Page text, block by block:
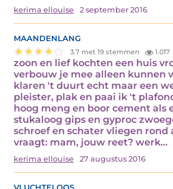
kerima ellouise 2 september 2016
maandenlang
3.7 met 19 stemmen 1.017
zoon en lief kochten een huis
verbouw je mee alleen kunnen
klaren 't duurt echt maar een
pleister, plak en paai ik 't
hoog meng en boor cement als
stukaloog gips en gyproc
schroef en schater vliegen rond
vraagt: mam, jouw reet? werk…
kerima ellouise 27 augustus 2016